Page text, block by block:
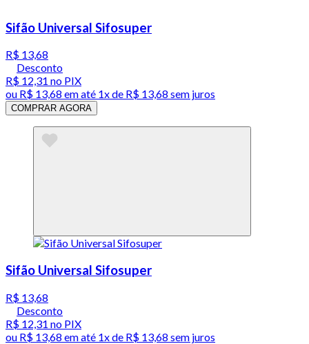
Sifão Universal Sifosuper
R$ 13,68
Desconto
R$ 12,31 no PIX
ou R$ 13,68 em até 1x de R$ 13,68 sem juros
COMPRAR AGORA
Sifão Universal Sifosuper
R$ 13,68
Desconto
R$ 12,31 no PIX
ou R$ 13,68 em até 1x de R$ 13,68 sem juros